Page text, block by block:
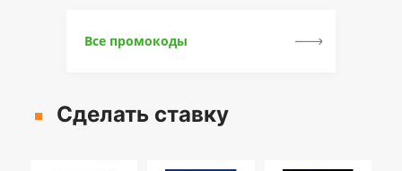
Все промокоды
Сделать ставку